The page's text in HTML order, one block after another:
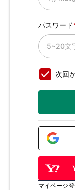
パスワード
次回
マイページ